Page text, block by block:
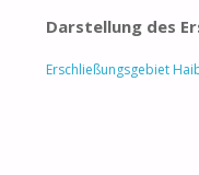
Darstellung des
Erschließungsgebiet